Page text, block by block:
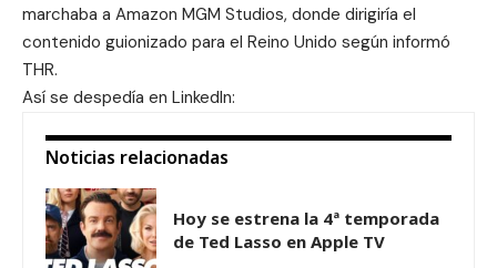
marchaba a Amazon MGM Studios, donde dirigiría el
contenido guionizado para el Reino Unido según informó
THR.
Así se despedía en LinkedIn:
Noticias relacionadas
Hoy se estrena la 4ª temporada
de Ted Lasso en Apple TV